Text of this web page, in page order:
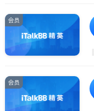
会员
会员